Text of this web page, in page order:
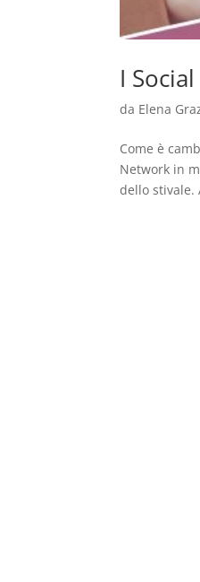
I
da Elena
Come è
Network in
dello stivale.